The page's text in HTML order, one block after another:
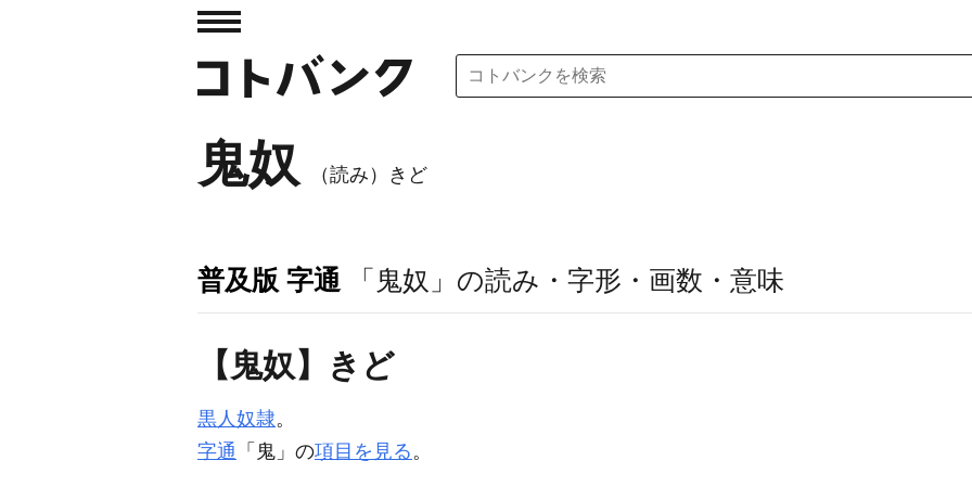
鬼奴 （読み）きど
普及版 字通 「鬼奴」の読み・字形・画数・意味
【鬼奴】きど
黒人奴隷。
字通 「鬼」の項目を見る。